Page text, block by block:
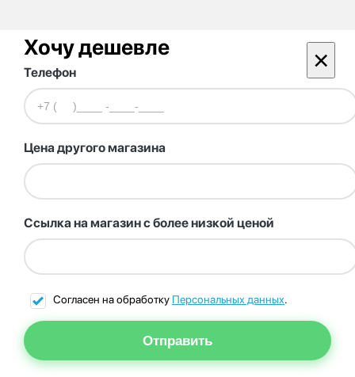
Хочу дешевле ×
Телефон
Цена другого магазина
Ссылка на магазин с более низкой ценой
Согласен на обработку Персональных данных.
Отправить